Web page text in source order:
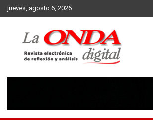
Skip
to
jueves, agosto 6, 2026